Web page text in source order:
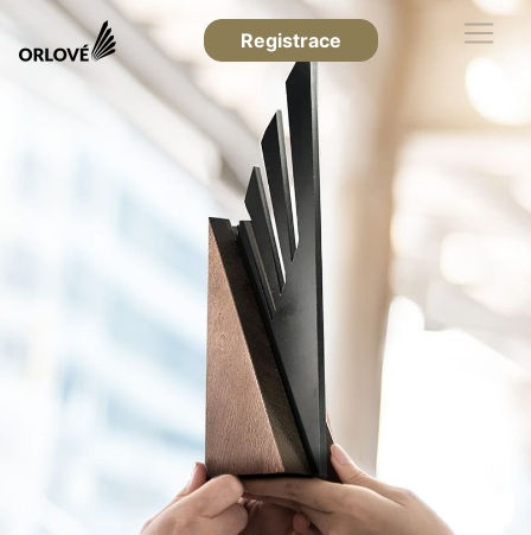
Registrace